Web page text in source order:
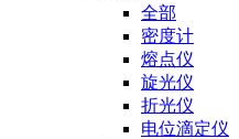
全部
密度计
熔点仪
旋光仪
折光仪
电位滴定仪